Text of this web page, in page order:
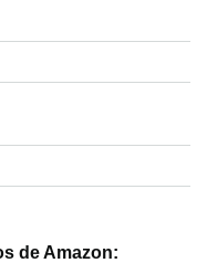
de Amazon: